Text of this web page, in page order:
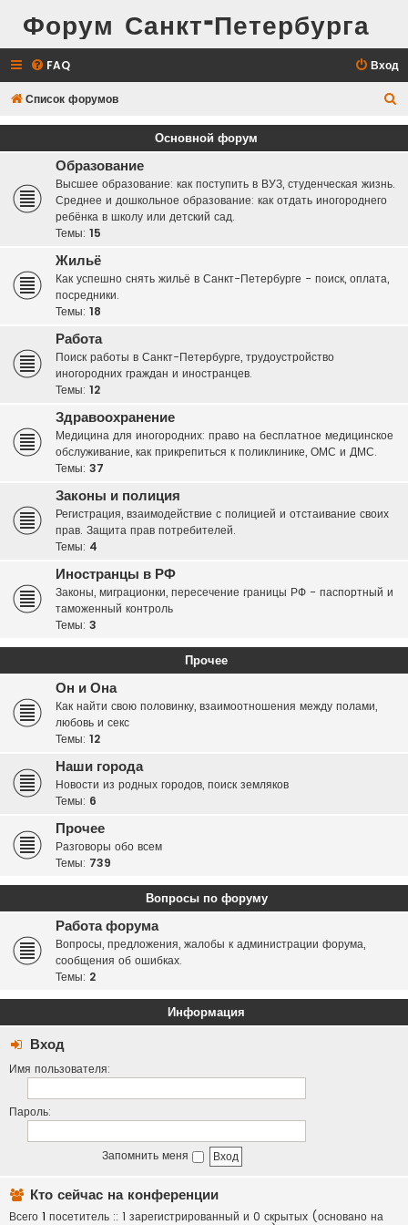
Форум Санкт-Петербурга
FAQ Вход
Список форумов
о
Основной форум
Образование
Высшее образование: как поступить в ВУЗ, студенческая жизнь.
Среднее и дошкольное образование: как отдать иногороднего
ребёнка в школу или детский сад.
Темы: 15
Жильё
Как успешно снять жильё в Санкт-Петербурге - поиск, оплата,
посредники.
Темы: 18
Работа
Поиск работы в Санкт-Петербурге, трудоустройство
иногородних граждан и иностранцев.
Темы: 12
Здравоохранение
Медицина для иногородних: право на бесплатное медицинское
обслуживание, как прикрепиться к поликлинике, ОМС и ДМС.
Темы: 37
Законы и полиция
Регистрация, взаимодействие с полицией и отстаивание своих
прав. Защита прав потребителей.
Темы: 4
Иностранцы в РФ
Законы, миграционки, пересечение границы РФ - паспортный и
таможенный контроль
Темы: 3
Прочее
Он и Она
Как найти свою половинку, взаимоотношения между полами,
любовь и секс
Темы: 12
Наши города
Новости из родных городов, поиск земляков
Темы: 6
Прочее
Разговоры обо всем
Темы: 739
Вопросы по форуму
Работа форума
Вопросы, предложения, жалобы к администрации форума,
сообщения об ошибках.
Темы: 2
Информация
Вход
Имя пользователя:
Пароль:
Запомнить меня
Кто сейчас на конференции
Всего 1 посетитель :: 1 зарегистрированный и 0 скрытых (основано на